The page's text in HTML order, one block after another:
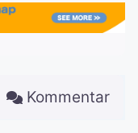
Kommentar